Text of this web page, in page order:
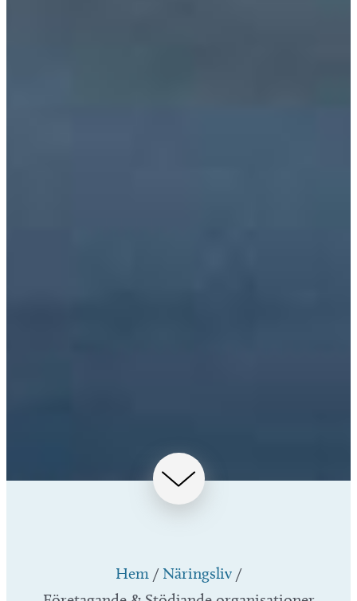
Hem / Näringsliv /